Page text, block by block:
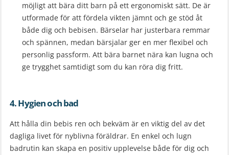
möjligt att bära ditt barn på ett ergonomiskt sätt. De är
utformade för att fördela vikten jämnt och ge stöd åt
både dig och bebisen. Bärselar har justerbara remmar
och spännen, medan bärsjalar ger en mer flexibel och
personlig passform. Att bära barnet nära kan lugna och
ge trygghet samtidigt som du kan röra dig fritt.
4. Hygien och bad
Att hålla din bebis ren och bekväm är en viktig del av det
dagliga livet för nyblivna föräldrar. En enkel och lugn
badrutin kan skapa en positiv upplevelse både för dig och